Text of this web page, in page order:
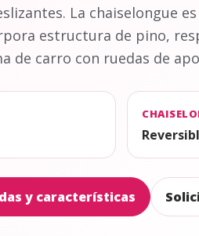
La chaiselongue
estructura de pino,
de carro con ruedas de
y características